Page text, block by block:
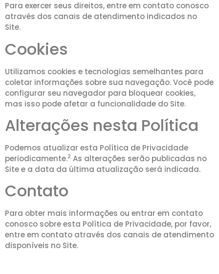
Para exercer seus direitos, entre em contato conosco
através dos canais de atendimento indicados no
Site.
Cookies
Utilizamos cookies e tecnologias semelhantes para
coletar informações sobre sua navegação. Você pode
configurar seu navegador para bloquear cookies,
mas isso pode afetar a funcionalidade do Site.
Alterações nesta Política
Podemos atualizar esta Política de Privacidade
periodicamente.2 As alterações serão publicadas no
Site e a data da última atualização será indicada.
Contato
Para obter mais informações ou entrar em contato
conosco sobre esta Política de Privacidade, por favor,
entre em contato através dos canais de atendimento
disponíveis no Site.